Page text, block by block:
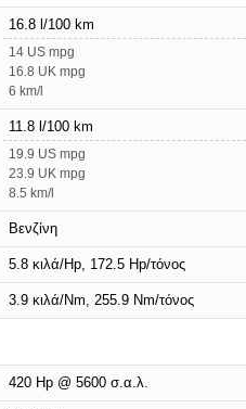
16.8 l/100 km
14 US mpg
16.8 UK mpg
6 km/l
11.8 l/100 km
19.9 US mpg
23.9 UK mpg
8.5 km/l
Βενζίνη
5.8 κιλά/Hp, 172.5 Hp/τόνος
3.9 κιλά/Nm, 255.9 Nm/τόνος
420 Hp @ 5600 σ.α.λ.